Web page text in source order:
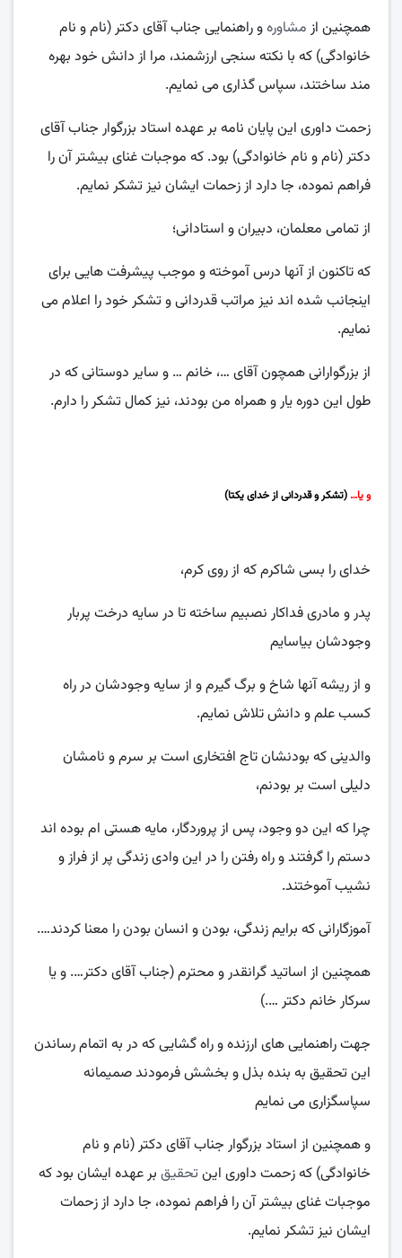
همچنین از مشاورهو راهنمایی جناب آقای دکتر (نام و نام
خانوادگی) که با نکته سنجی ارزشمند، مرا از دانش خود بهره
مند ساختند، سپاس گذاری می نمایم.
زحمت داوری این پایان نامه بر عهده استاد بزرگوار جناب آقای
دکتر (نام و نام خانوادگی) بود. که موجبات غنای بیشتر آن را
فراهم نموده، جا دارد از زحمات ایشان نیز تشکر نمایم.
از تمامی معلمان، دبیران و استادانی؛
که تاکنون از آنها درس آموخته و موجب پیشرفت هایی برای
اینجانب شده اند نیز مراتب قدردانی و تشکر خود را اعلام می
نمایم.
از بزرگوارانی همچون آقای …، خانم … و سایر دوستانی که در
طول این دوره یار و همراه من بودند، نیز کمال تشکر را دارم.
و یا… (تشکر و قدردانی از خدای یکتا)
خدای را بسی شاکرم که از روی کرم،
پدر و مادری فداکار نصبیم ساخته تا در سایه درخت پربار
وجودشان بیاسایم
و از ریشه آنها شاخ و برگ گیرم و از سایه وجودشان در راه
کسب علم و دانش تلاش نمایم.
والدینی که بودنشان تاج افتخاری است بر سرم و نامشان
دلیلی است بر بودنم،
چرا که این دو وجود، پس از پروردگار، مایه هستی ام بوده اند
دستم را گرفتند و راه رفتن را در این وادی زندگی پر از فراز و
نشیب آموختند.
آموزگارانی که برایم زندگی، بودن و انسان بودن را معنا کردند….
همچنین از اساتید گرانقدر و محترم (جناب آقای دکتر…. و یا
سرکار خانم دکتر ….)
جهت راهنمایی های ارزنده و راه گشایی که در به اتمام رساندن
این تحقیق به بنده بذل و بخشش فرمودند صمیمانه
سپاسگزاری می نمایم
و همچنین از استاد بزرگوار جناب آقای دکتر (نام و نام
خانوادگی) که زحمت داوری این تحقیق بر عهده ایشان بود که
موجبات غنای بیشتر آن را فراهم نموده، جا دارد از زحمات
ایشان نیز تشکر نمایم.